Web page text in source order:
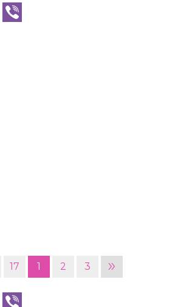
Pinterest
17 1 2 3 »
Pinterest